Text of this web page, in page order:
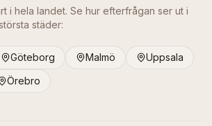
i hela landet. Se hur efterfrågan ser ut i
städer:
Göteborg Malmö
Uppsala
Örebro